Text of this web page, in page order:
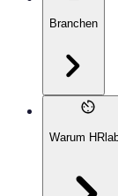
Branchen
Warum